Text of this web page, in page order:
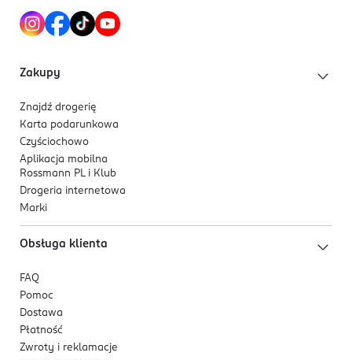
Zakupy
Znajdź drogerię
Karta podarunkowa
Czyściochowo
Aplikacja mobilna
Rossmann PL i Klub
Drogeria internetowa
Marki
Obsługa klienta
FAQ
Pomoc
Dostawa
Płatność
Zwroty i reklamacje